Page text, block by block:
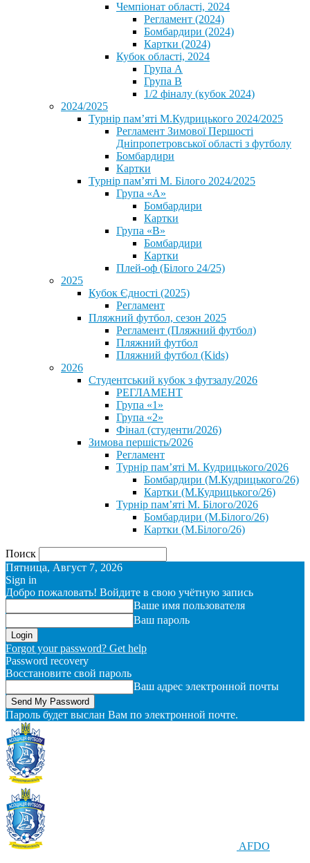
Чемпіонат області, 2024
Регламент (2024)
Бомбардири (2024)
Картки (2024)
Кубок області, 2024
Група А
Група В
1/2 фіналу (кубок 2024)
2024/2025
Турнір пам’яті М.Кудрицького 2024/2025
Регламент Зимової Першості
Дніпропетровської області з футболу
Бомбардири
Картки
Турнір пам’яті М. Білого 2024/2025
Група «А»
Бомбардири
Картки
Група «В»
Бомбардири
Картки
Плей-оф (Білого 24/25)
2025
Кубок Єдності (2025)
Регламент
Пляжний футбол, сезон 2025
Регламент (Пляжний футбол)
Пляжний футбол
Пляжний футбол (Kids)
2026
Студентський кубок з футзалу/2026
РЕГЛАМЕНТ
Група «1»
Група «2»
Фінал (студенти/2026)
⁨Зимова першість/2026⁩
Регламент
Турнір пам’яті М. Кудрицького/2026
Бомбардири (М.Кудрицького/26)
Картки (М.Кудрицького/26)
Турнір пам’яті М. Білого/2026
Бомбардири (М.Білого/26)
Картки (М.Білого/26)
Поиск
Пятница, Август 7, 2026
Sign in
Добро пожаловать! Войдите в свою учётную запись
Ваше имя пользователя
Ваш пароль
Forgot your password? Get help
Password recovery
Восстановите свой пароль
Ваш адрес электронной почты
Пароль будет выслан Вам по электронной почте.
AFDO